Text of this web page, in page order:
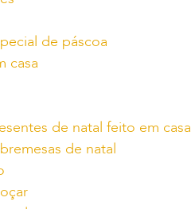
de páscoa
casa
de natal feito em casa
de natal